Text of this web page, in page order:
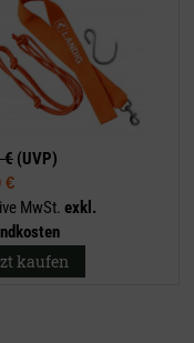
€ (UVP)
€
MwSt. exkl.
kaufen